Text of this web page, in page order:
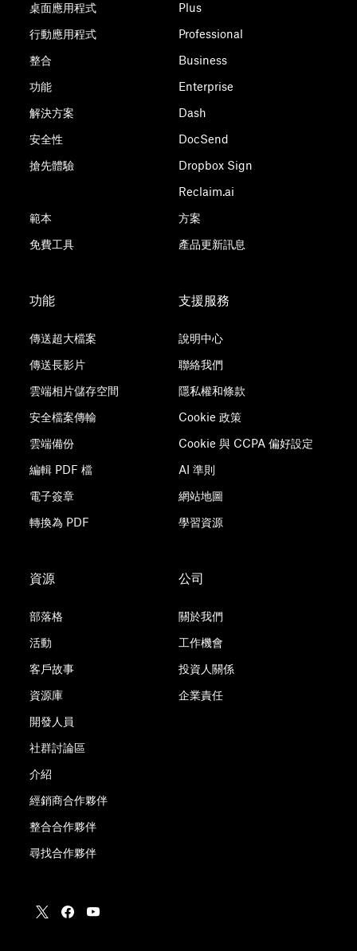
桌面應用程式
行動應用程式
整合
功能
解決方案
安全性
搶先體驗
範本
免費工具
Plus
Professional
Business
Enterprise
Dash
DocSend
Dropbox Sign
Reclaim.ai
方案
產品更新訊息
功能
傳送超大檔案
傳送長影片
雲端相片儲存空間
安全檔案傳輸
雲端備份
編輯 PDF 檔
電子簽章
轉換為 PDF
支援服務
說明中心
聯絡我們
隱私權和條款
Cookie 政策
Cookie 與 CCPA 偏好設定
AI 準則
網站地圖
學習資源
資源
部落格
活動
客戶故事
資源庫
開發人員
社群討論區
介紹
經銷商合作夥伴
整合合作夥伴
尋找合作夥伴
公司
關於我們
工作機會
投資人關係
企業責任